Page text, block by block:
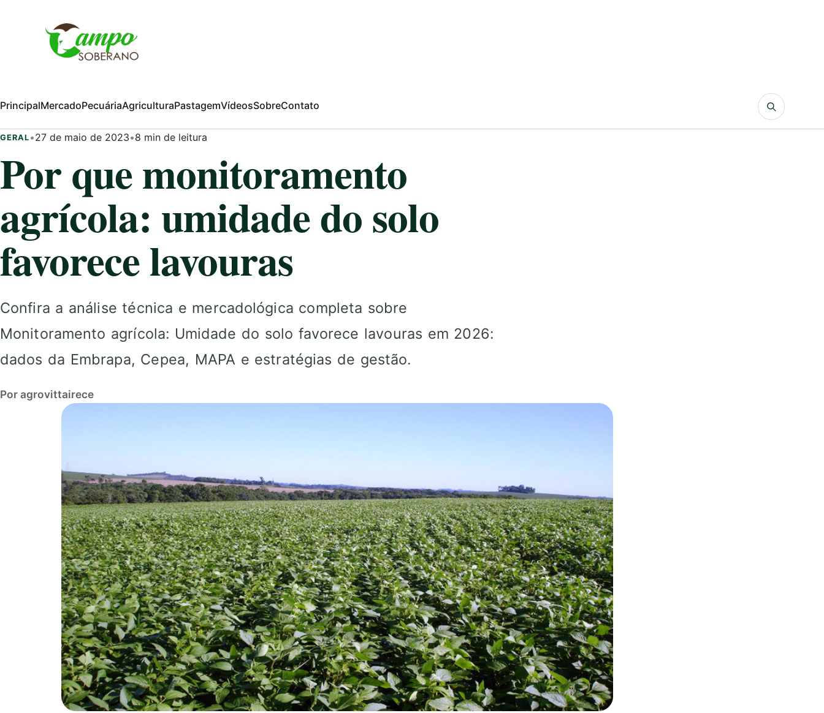
PrincipalMercadoPecuáriaAgriculturaPastagemVídeosSobreContato
GERAL •27 de maio de 2023•8 min de leitura
Por que monitoramento
agrícola: umidade do solo
favorece lavouras
Confira a análise técnica e mercadológica completa sobre
Monitoramento agrícola: Umidade do solo favorece lavouras em 2026:
dados da Embrapa, Cepea, MAPA e estratégias de gestão.
Por agrovittairece